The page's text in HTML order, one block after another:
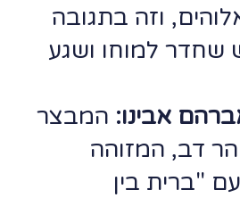
וזה בתגובה
שחדר למוחו ושגע
אבינו: המבצר
הר דב, המזוהה
"ברית בין